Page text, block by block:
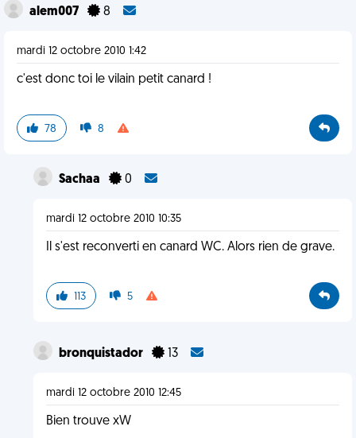
alem007 8
mardi 12 octobre 2010 1:42
c'est donc toi le vilain petit canard !
78 8
Sachaa 0
mardi 12 octobre 2010 10:35
Il s'est reconverti en canard WC. Alors rien de grave.
113 5
bronquistador 13
mardi 12 octobre 2010 12:45
Bien trouve xW